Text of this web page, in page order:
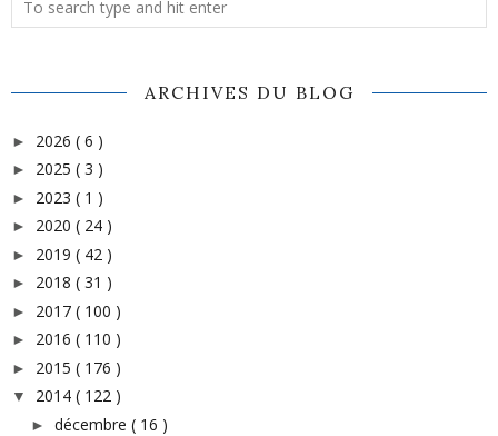
ARCHIVES DU BLOG
► 2026 ( 6 )
► 2025 ( 3 )
► 2023 ( 1 )
► 2020 ( 24 )
► 2019 ( 42 )
► 2018 ( 31 )
► 2017 ( 100 )
► 2016 ( 110 )
► 2015 ( 176 )
▼ 2014 ( 122 )
► décembre ( 16 )